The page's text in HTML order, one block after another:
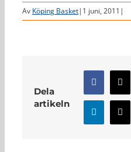
Av Köping Basket| 1 juni, 2011 |
Dela
artikeln
Facebook
X
LinkedInE-
post